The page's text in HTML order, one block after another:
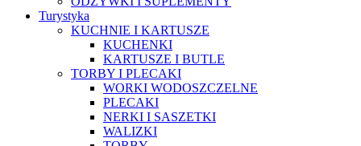
Turystyka
KUCHNIE I KARTUSZE
KUCHENKI
KARTUSZE I BUTLE
TORBY I PLECAKI
WORKI WODOSZCZELNE
PLECAKI
NERKI I SASZETKI
WALIZKI